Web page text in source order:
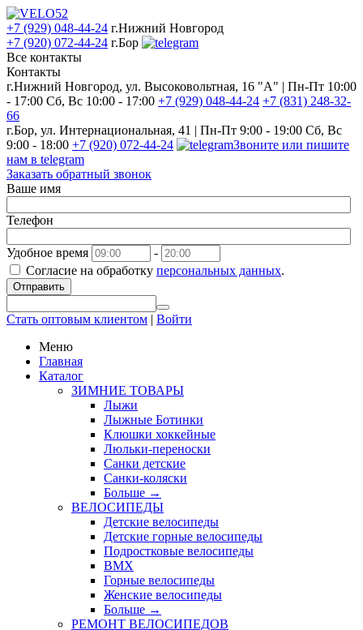
+7 (929) 048-44-24 г.Нижний Новгород
+7 (920) 072-44-24 г.Бор
Все контакты
Контакты
г.Нижний Новгород, ул. Высоковольтная, 16 "А" | Пн-Пт 10:00
- 17:00 Сб, Вс 10:00 - 17:00 +7 (929) 048-44-24 +7 (831) 248-32-
66
г.Бор, ул. Интернациональная, 41 | Пн-Пт 9:00 - 19:00 Сб, Вс
9:00 - 18:00 +7 (920) 072-44-24
Звоните или пишите
нам в telegram
Заказать обратный звонок
Ваше имя
Телефон
Удобное время
-
Согласие на обработку персональных данных.
Отправить
Стать оптовым клиентом | Войти
Меню
Главная
Каталог
ЗИМНИЕ ТОВАРЫ
Лыжи
Лыжные Ботинки
Клюшки хоккейные
Люльки-переноски
Санки детские
Санки-коляски
Больше →
ВЕЛОСИПЕДЫ
Детские велосипеды
Детские горные велосипеды
Подростковые велосипеды
BMX
Горные велосипеды
Женские велосипеды
Больше →
РЕМОНТ ВЕЛОСИПЕДОВ